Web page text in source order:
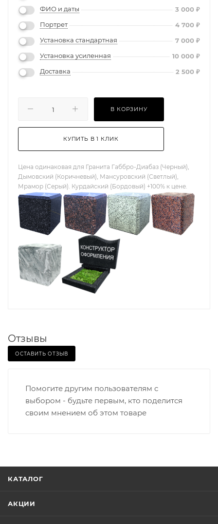
ФИО и даты
3 000 ₽
Портрет
4 700 ₽
Установка стандартная
7 000 ₽
Установка усиленная
10 000 ₽
Доставка
2 500 ₽
В КОРЗИНУ
КУПИТЬ В 1 КЛИК
Цена одинаковая для Гранита Габбро-Диабаз (Черный),
Дымовский (Коричневый), Мансуровский (Светлый),
Мрамор (Серый). Курдайский (Бордовый) +100% к цене.
Отзывы
ОСТАВИТЬ ОТЗЫВ
Помогите другим пользователям с
выбором - будьте первым, кто поделится
своим мнением об этом товаре
КАТАЛОГ
АКЦИИ